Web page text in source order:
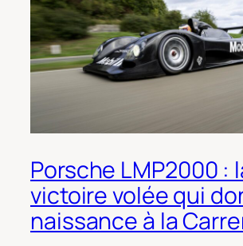
Porsche LMP2000 :
victoire volée qui
naissance à la